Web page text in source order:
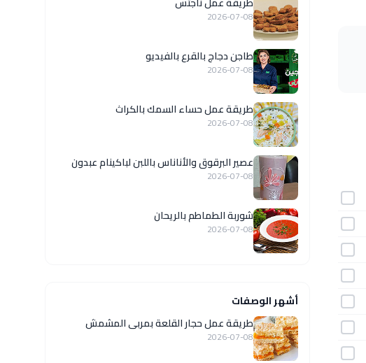
2026-07-08
طاجن دجاج بالقرع بالفيديو
2026-07-08
طريقة عمل حساء السمك بالكراث
2026-07-08
عصير البرقوق والأناناس باللبن لباكينام عبدون
2026-07-08
شوربة الطماطم بالريحان
2026-07-08
أشهر الوصفات
طريقة عمل حجار القلعة بمربى المشمش
2026-07-08